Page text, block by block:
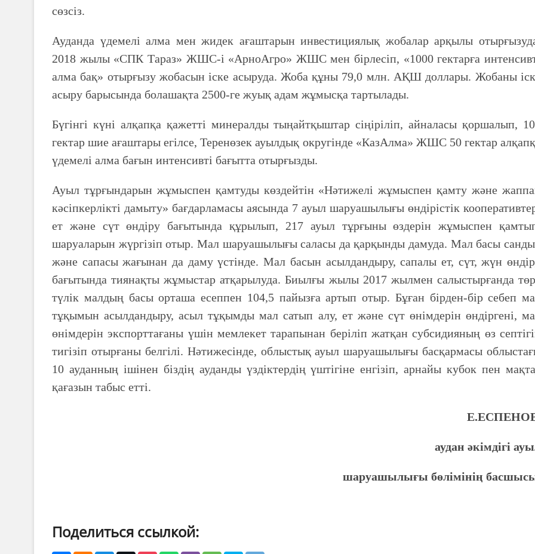
сөзсіз.
Ауданда үдемелі алма мен жидек ағаштарын инвестициялық жобалар арқылы
2018 жылы «СПК Тараз» ЖШС-і «АрноАгро» ЖШС мен бірлесіп, «1000 гектарға
алма бақ» отырғызу жобасын іске асыруда. Жоба құны 79,0 млн. АҚШ доллары. Жобаны
асыру барысында болашақта 2500-ге жуық адам жұмысқа тартылады.
Бүгінгі күні алқапқа қажетті минералды тыңайтқыштар сіңіріліп, айналасы қоршалып,
гектар шие ағаштары егілсе, Теренөзек ауылдық округінде «КазАлма» ЖШС 50 гектар
үдемелі алма бағын интенсивті бағытта отырғызды.
Ауыл тұрғындарын жұмыспен қамтуды көздейтін «Нәтижелі жұмыспен қамту және
кәсіпкерлікті дамыту» бағдарламасы аясында 7 ауыл шаруашылығы өндірістік
ет және сүт өндіру бағытында құрылып, 217 ауыл тұрғыны өздерін жұмыспен
шаруаларын жүргізіп отыр. Мал шаруашылығы саласы да қарқынды дамуда. Мал басы
және сапасы жағынан да даму үстінде. Мал басын асылдандыру, сапалы ет, сүт, жүн
бағытында тиянақты жұмыстар атқарылуда. Биылғы жылы 2017 жылмен салыстырғанда
түлік малдың басы орташа есеппен 104,5 пайызға артып отыр. Бұған бірден-бір себеп
тұқымын асылдандыру, асыл тұқымды мал сатып алу, ет және сүт өнімдерін өндіргені,
өнімдерін экспорттағаны үшін мемлекет тарапынан беріліп жатқан субсидияның өз
тигізіп отырғаны белгілі. Нәтижесінде, облыстық ауыл шаруашылығы басқармасы
10 ауданның ішінен біздің ауданды үздіктердің үштігіне енгізіп, арнайы кубок пен
қағазын табыс етті.
аудан әкімдігі
шаруашылығы бөлімінің
Поделиться ссылкой: